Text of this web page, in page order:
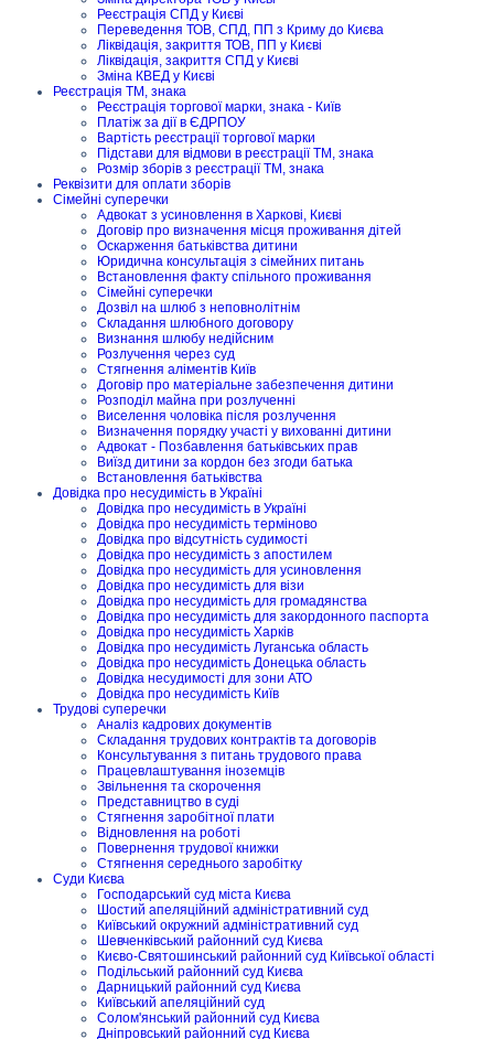
Реєстрація СПД у Києві
Переведення ТОВ, СПД, ПП з Криму до Києва
Ліквідація, закриття ТОВ, ПП у Києві
Ліквідація, закриття СПД у Києві
Зміна КВЕД у Києві
Реєстрація ТМ, знака
Реєстрація торгової марки, знака - Київ
Платіж за дії в ЄДРПОУ
Вартість реєстрації торгової марки
Підстави для відмови в реєстрації ТМ, знака
Розмір зборів з реєстрації ТМ, знака
Реквізити для оплати зборів
Сімейні суперечки
Адвокат з усиновлення в Харкові, Києві
Договір про визначення місця проживання дітей
Оскарження батьківства дитини
Юридична консультація з сімейних питань
Встановлення факту спільного проживання
Сімейні суперечки
Дозвіл на шлюб з неповнолітнім
Складання шлюбного договору
Визнання шлюбу недійсним
Розлучення через суд
Стягнення аліментів Київ
Договір про матеріальне забезпечення дитини
Розподіл майна при розлученні
Виселення чоловіка після розлучення
Визначення порядку участі у вихованні дитини
Адвокат - Позбавлення батьківських прав
Виїзд дитини за кордон без згоди батька
Встановлення батьківства
Довідка про несудимість в Україні
Довідка про несудимість в Україні
Довідка про несудимість терміново
Довідка про відсутність судимості
Довідка про несудимість з апостилем
Довідка про несудимість для усиновлення
Довідка про несудимість для візи
Довідка про несудимість для громадянства
Довідка про несудимість для закордонного паспорта
Довідка про несудимість Харків
Довідка про несудимість Луганська область
Довідка про несудимість Донецька область
Довідка несудимості для зони АТО
Довідка про несудимість Київ
Трудові суперечки
Аналіз кадрових документів
Складання трудових контрактів та договорів
Консультування з питань трудового права
Працевлаштування іноземців
Звільнення та скорочення
Представництво в суді
Стягнення заробітної плати
Відновлення на роботі
Повернення трудової книжки
Стягнення середнього заробітку
Суди Києва
Господарський суд міста Києва
Шостий апеляційний адміністративний суд
Київський окружний адміністративний суд
Шевченківський районний суд Києва
Києво-Святошинський районний суд Київської області
Подільський районний суд Києва
Дарницький районний суд Києва
Київський апеляційний суд
Солом'янський районний суд Києва
Дніпровський районний суд Києва